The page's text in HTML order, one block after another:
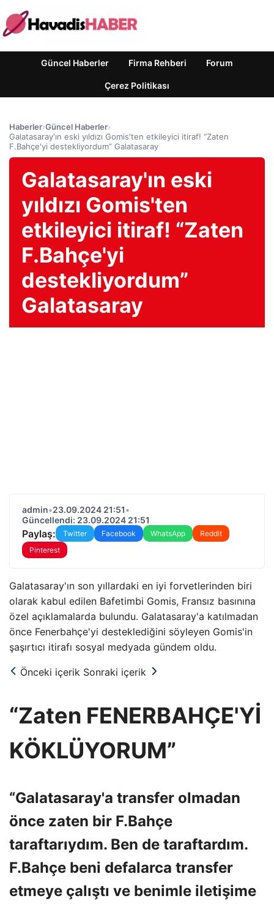
Güncel Haberler Firma Rehberi Forum
Çerez Politikası
Haberler›Güncel Haberler›
Galatasaray'ın eski yıldızı Gomis'ten etkileyici itiraf! “Zaten
F.Bahçe'yi destekliyordum” Galatasaray
Galatasaray'ın eski
yıldızı Gomis'ten
etkileyici itiraf! “Zaten
F.Bahçe'yi
destekliyordum”
Galatasaray
admin•23.09.2024 21:51•
Güncellendi: 23.09.2024 21:51
Paylaş: Twitter Facebook WhatsApp
Reddit
Pinterest
Galatasaray'ın son yıllardaki en iyi forvetlerinden biri
olarak kabul edilen Bafetimbi Gomis, Fransız basınına
özel açıklamalarda bulundu. Galatasaray'a katılmadan
önce Fenerbahçe'yi desteklediğini söyleyen Gomis'in
şaşırtıcı itirafı sosyal medyada gündem oldu.
Önceki içerik Sonraki içerik
“Zaten FENERBAHÇE'Yİ
KÖKLÜYORUM”
“Galatasaray'a transfer olmadan
önce zaten bir F.Bahçe
taraftarıydım. Ben de taraftardım.
F.Bahçe beni defalarca transfer
etmeye çalıştı ve benimle iletişime